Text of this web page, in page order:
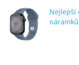
Nejlepší